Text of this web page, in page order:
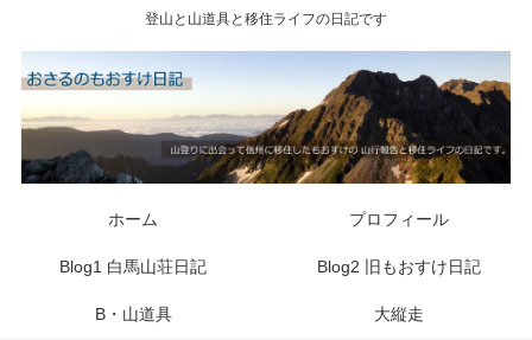
登山と山道具と移住ライフの日記です
ホーム プロフィール
Blog1 白馬山荘日記 Blog2 旧もおすけ日記
B・山道具 大縦走